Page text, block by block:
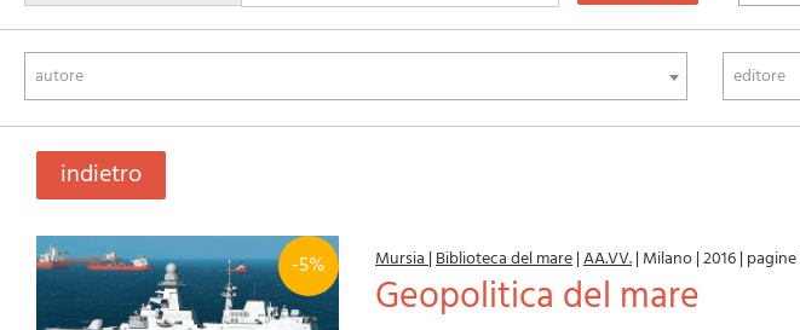
autore editore
indietro
-5% Mursia|Biblioteca del mare|AA.VV.| Milano|2016| pagine
Geopolitica del mare